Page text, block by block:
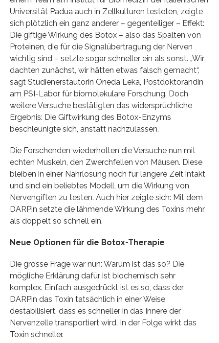
Universität Padua auch in Zellkulturen testeten, zeigte
sich plötzlich ein ganz anderer – gegenteiliger – Effekt:
Die giftige Wirkung des Botox – also das Spalten von
Proteinen, die für die Signalübertragung der Nerven
wichtig sind – setzte sogar schneller ein als sonst. „Wir
dachten zunächst, wir hätten etwas falsch gemacht“,
sagt Studienerstautorin Oneda Leka, Postdoktorandin
am PSI-Labor für biomolekulare Forschung. Doch
weitere Versuche bestätigten das widersprüchliche
Ergebnis: Die Giftwirkung des Botox-Enzyms
beschleunigte sich, anstatt nachzulassen.
Die Forschenden wiederholten die Versuche nun mit
echten Muskeln, den Zwerchfellen von Mäusen. Diese
bleiben in einer Nährlösung noch für längere Zeit intakt
und sind ein beliebtes Modell, um die Wirkung von
Nervengiften zu testen. Auch hier zeigte sich: Mit dem
DARPin setzte die lähmende Wirkung des Toxins mehr
als doppelt so schnell ein.
Neue Optionen für die Botox-Therapie
Die grosse Frage war nun: Warum ist das so? Die
mögliche Erklärung dafür ist biochemisch sehr
komplex. Einfach ausgedrückt ist es so, dass der
DARPin das Toxin tatsächlich in einer Weise
destabilisiert, dass es schneller in das Innere der
Nervenzelle transportiert wird. In der Folge wirkt das
Toxin schneller.